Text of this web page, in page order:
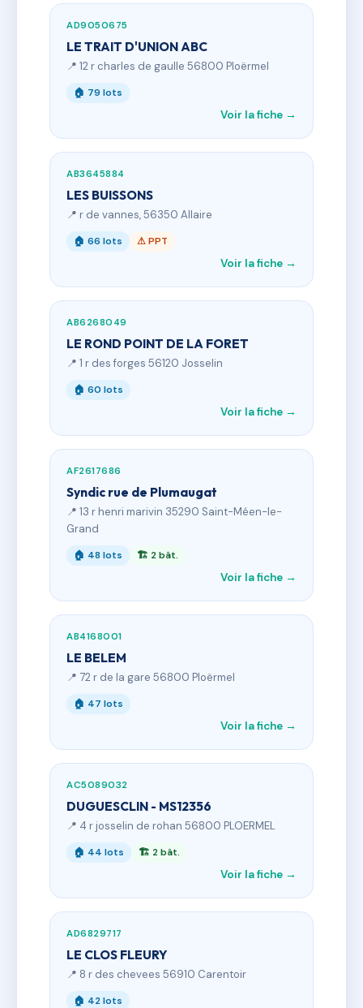
AD9050675
LE TRAIT D'UNION ABC
📍 12 r charles de gaulle 56800 Ploërmel
🏠 79 lots
Voir la fiche →
AB3645884
LES BUISSONS
📍 r de vannes, 56350 Allaire
🏠 66 lots ⚠ PPT
Voir la fiche →
AB6268049
LE ROND POINT DE LA FORET
📍 1 r des forges 56120 Josselin
🏠 60 lots
Voir la fiche →
AF2617686
Syndic rue de Plumaugat
📍 13 r henri marivin 35290 Saint-Méen-le-
Grand
🏠 48 lots 🏗 2 bât.
Voir la fiche →
AB4168001
LE BELEM
📍 72 r de la gare 56800 Ploërmel
🏠 47 lots
Voir la fiche →
AC5089032
DUGUESCLIN - MS12356
📍 4 r josselin de rohan 56800 PLOERMEL
🏠 44 lots 🏗 2 bât.
Voir la fiche →
AD6829717
LE CLOS FLEURY
📍 8 r des chevees 56910 Carentoir
🏠 42 lots